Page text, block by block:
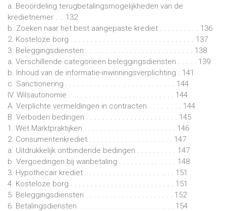
a. Beoordeling terugbetalingsmogelijkheden van de
kredietnemer . . 132
b. Zoeken naar het best aangepaste krediet . . . . . . . . . . 136
2. Kosteloze borg . . . . . . . . . . . . . . . . . . . . . . . . . . . . . . . 137
3. Beleggingsdiensten . . . . . . . . . . . . . . . . . . . . . . . . . . . 138
a. Verschillende categorieën beleggingsdiensten . . . . . 139
b. Inhoud van de informatie-inwinningsverplichting . 141
c. Sanctionering . . . . . . . . . . . . . . . . . . . . . . . . . . . 144
IV. Wilsautonomie . . . . . . . . . . . . . . . . .. . . . . . . . . . 144
A. Verplichte vermeldingen in contracten . . . . . . . . 144
B. Verboden bedingen . . . . . . . . . . . . . . . . . . . . . . . 145
1. Wet Marktpraktijken . . . . . . . . . . . . . . . . . . . . . . . 146
2. Consumentenkrediet . . . . . . . . . . . . . . . . . . . . . 147
a. Uitdrukkelijk ontbindende bedingen . . . . . . . . . . 147
b. Vergoedingen bij wanbetaling . . . . . . . . . . . . . . 148
3. Hypothecair krediet . . . . . . . . . . . . . . . . . . . .. . . 151
4. Kosteloze borg . . . . . . . . . . . . . . . . . . . . . . . . . . 151
5. Beleggingsdiensten . . . . . . . . . . . . . . . . . . . . . . 152
6. Betalingsdiensten. . . . . . . . . . . . . . . . . . . . . .. . . 154